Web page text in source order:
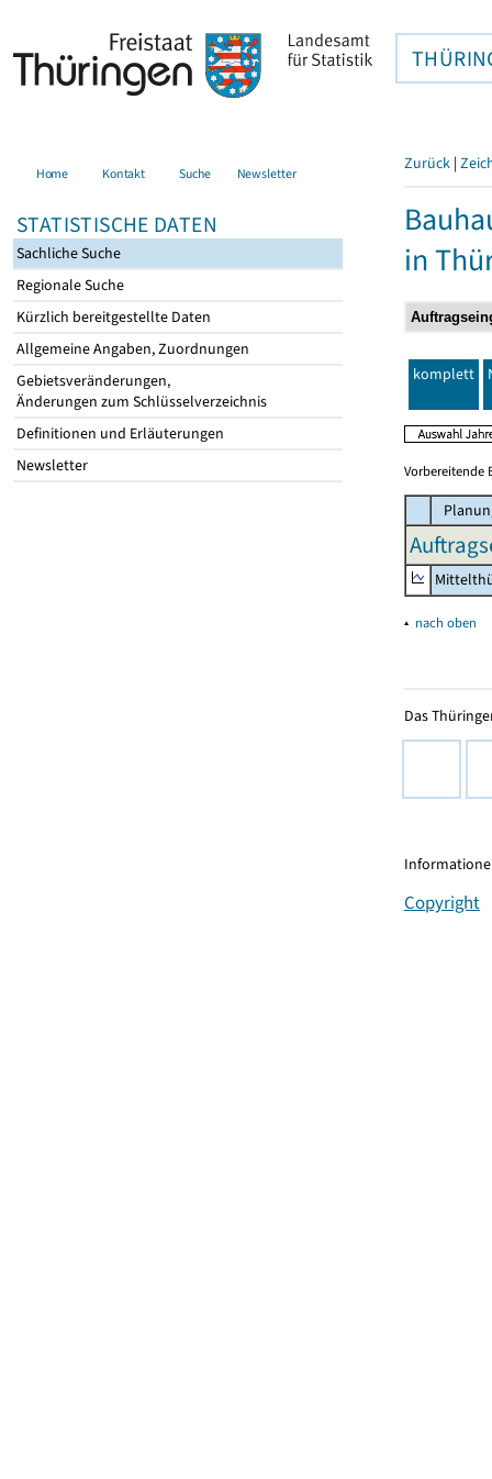
Home Kontakt Suche Newsletter
STATISTISCHE DATEN
Sachliche Suche
Regionale Suche
Kürzlich bereitgestellte Daten
Allgemeine Angaben, Zuordnungen
Gebietsveränderungen,
Änderungen zum Schlüsselverzeichnis
Definitionen und Erläuterungen
Newsletter
Zurück |
in
komplett
Vorbereitende
▴ nach oben
Das
Copyright